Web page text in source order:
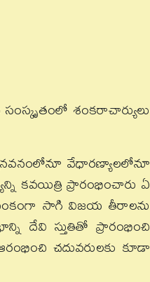
శంకరాచార్యులు
వేధారణ్యాలలోనూ
కవయిత్రి ప్రారంభించారు ఏ
సాగి విజయ తీరాలను
దేవి స్తుతితో ప్రారంభించి
చదువరులకు కూడా